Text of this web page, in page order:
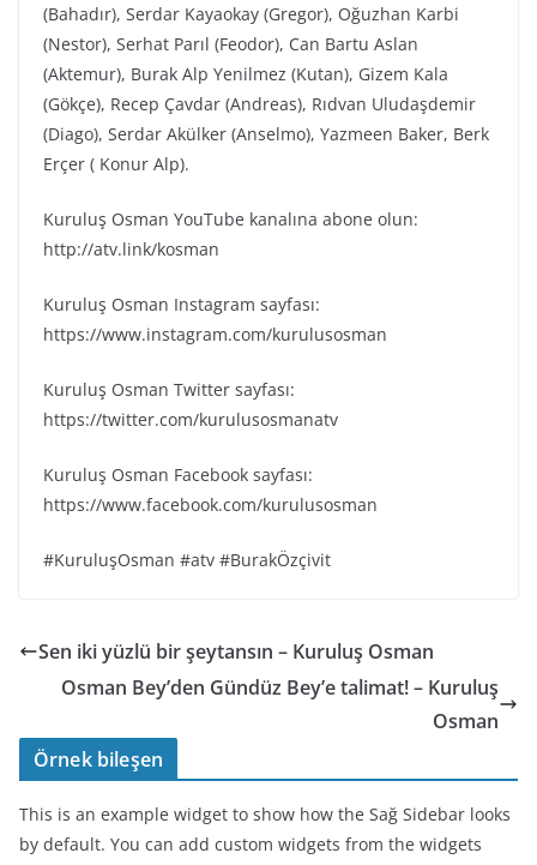
(Bahadır), Serdar Kayaokay (Gregor), Oğuzhan Karbi
(Nestor), Serhat Parıl (Feodor), Can Bartu Aslan
(Aktemur), Burak Alp Yenilmez (Kutan), Gizem Kala
(Gökçe), Recep Çavdar (Andreas), Rıdvan Uludaşdemir
(Diago), Serdar Akülker (Anselmo), Yazmeen Baker, Berk
Erçer ( Konur Alp).
Kuruluş Osman YouTube kanalına abone olun:
http://atv.link/kosman
Kuruluş Osman Instagram sayfası:
https://www.instagram.com/kurulusosman
Kuruluş Osman Twitter sayfası:
https://twitter.com/kurulusosmanatv
Kuruluş Osman Facebook sayfası:
https://www.facebook.com/kurulusosman
#KuruluşOsman #atv #BurakÖzçivit
Sen iki yüzlü bir şeytansın – Kuruluş Osman
Osman Bey’den Gündüz Bey’e talimat! – Kuruluş
Osman
Örnek bileşen
This is an example widget to show how the Sağ Sidebar looks
by default. You can add custom widgets from the widgets